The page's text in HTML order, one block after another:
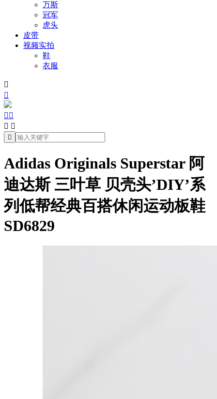
万斯
冠军
虎头
皮带
视频实拍
鞋
衣服


 
 

Adidas Originals Superstar 阿
迪达斯 三叶草 贝壳头’DIY’系
列低帮经典百搭休闲运动板鞋
SD6829